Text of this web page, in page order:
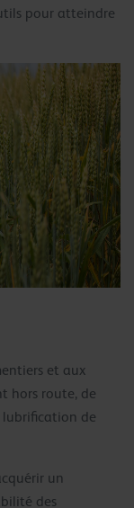
pour atteindre
et aux
hors route, de
lubrification de
un
des